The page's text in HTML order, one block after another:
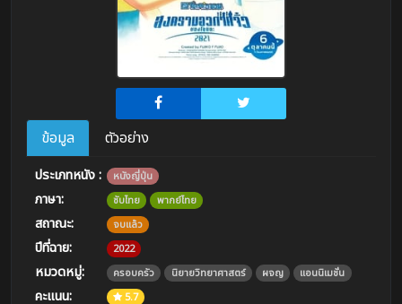
ข้อมูล ตัวอย่าง
ประเภทหนัง : หนังญี่ปุ่น
ภาษา: ซับไทย พากย์ไทย
สถาณะ: จบแล้ว
ปีที่ฉาย: 2022
หมวดหมู่: ครอบครัว นิยายวิทยาศาสตร์ ผจญ แอนนิเมชั่น
คะแนน: 5.7